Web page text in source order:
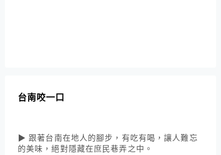
台南咬一口
▶ 跟著台南在地人的腳步，有吃有喝，讓人難忘
的美味，絕對隱藏在庶民巷弄之中。